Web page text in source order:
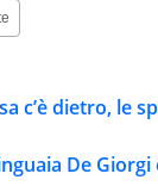
c’è dietro, le
De Giorgi